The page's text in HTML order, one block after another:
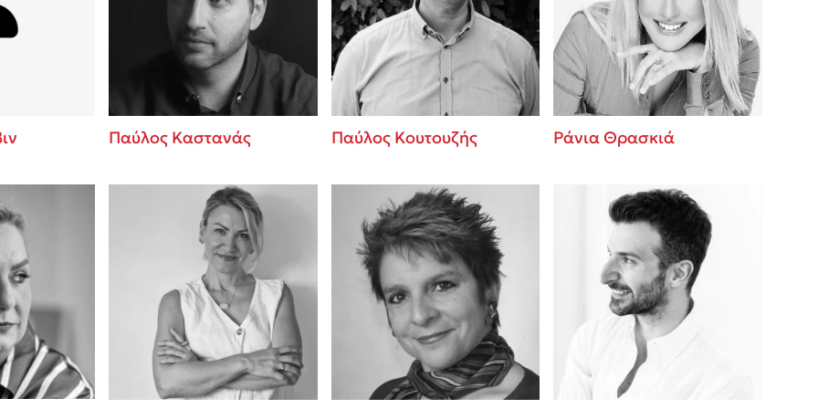
Baccalario
Εύκολη συνταγή για chicken BBQ pizza
από τον Άκη Πετρετζίκη!
3 βιβλία που μπορείς να διαβάσεις σε
μια μέρα!
Διακοπές με τα παιδιά: Η ανάγκη μας για
παύση σε μετωπική σύγκρουση με τη
Πάνω, κάτω, μπροστά, πίσω; Κάνε το
τεστ και ανακάλυψε την τάση σου!
Παύλος Καστανάς Παύλος Κουτουζής Ράνια Θρασκιά